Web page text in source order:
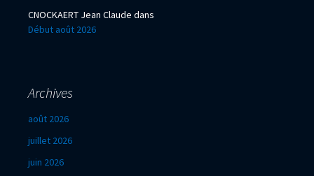
CNOCKAERT Jean Claude dans
Début août 2026
Archives
août 2026
juillet 2026
juin 2026